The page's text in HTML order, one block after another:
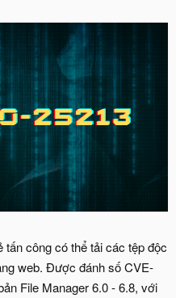
công có thể tải các tệp độc
web. Được đánh số CVE-
File Manager 6.0 - 6.8, với